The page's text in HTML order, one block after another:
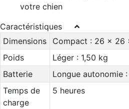
votre chien
Caractéristiques
Dimensions
Compact : 26 x 26
Poids
Léger : 1,50 kg
Batterie
Longue autonomie
Temps de
charge
5 heures